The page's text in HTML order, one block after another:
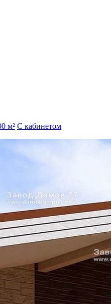
м² С кабинетом
террасой, тамбуром и холлом.